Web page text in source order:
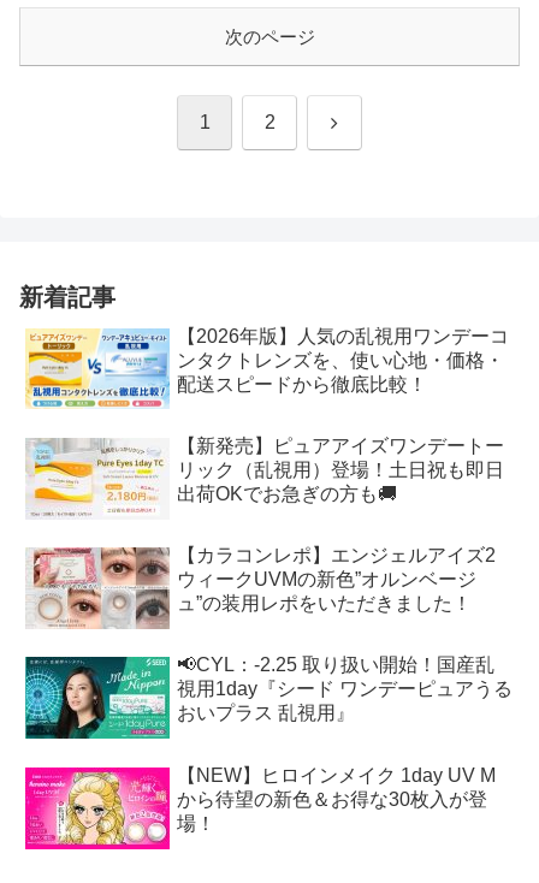
次のページ
1 2 次
新着記事
【2026年版】人気の乱視用ワンデーコ
ンタクトレンズを、使い心地・価格・
配送スピードから徹底比較！
【新発売】ピュアアイズワンデートー
リック（乱視用）登場！土日祝も即日
出荷OKでお急ぎの方も🚚
【カラコンレポ】エンジェルアイズ2
ウィークUVMの新色”オルンベージ
ュ”の装用レポをいただきました！
📢CYL：-2.25 取り扱い開始！国産乱
視用1day『シード ワンデーピュアうる
おいプラス 乱視用』
【NEW】ヒロインメイク 1day UV M
から待望の新色＆お得な30枚入が登
場！